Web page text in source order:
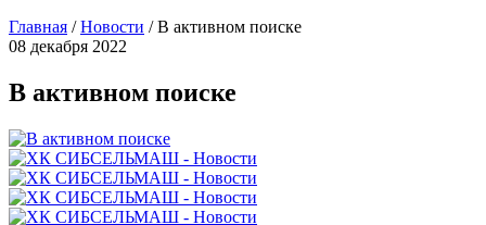
Главная /Новости /В активном поиске
08 декабря 2022
В активном поиске